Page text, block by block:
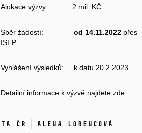
Alokace výzvy: 2 mil. KČ
Sběr žádostí: od 14.11.2022přes
ISEP
Vyhlášení výsledků: k datu 20.2.2023
Detailní informace k výzvě najdete zde
TA ČR Alena Lorencová